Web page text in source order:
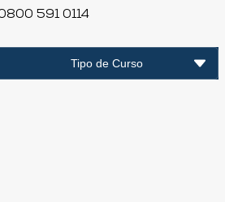
591 0114